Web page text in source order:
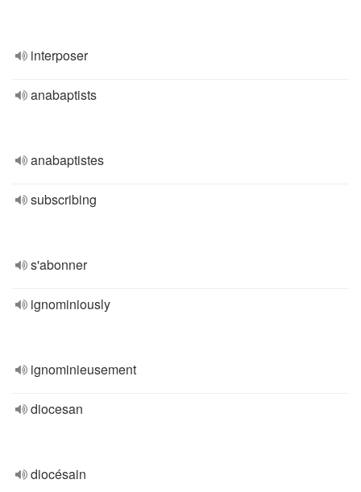
interposer
anabaptists
anabaptistes
subscribing
s'abonner
ignominiously
ignominieusement
diocesan
diocésain